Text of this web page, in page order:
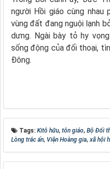
người Hồi giáo cùng nhau
vùng đất đang nguội lạnh
dưng. Ngài bày tỏ hy
sống động của đối thoại,
Đông.
Tags: Kitô hữu, tôn giáo, Bộ Đối
Lòng trắc ẩn, Viện Hoàng gia, xã hội